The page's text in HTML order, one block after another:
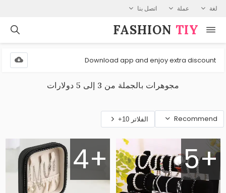
لغة عملة اتصل بنا
FASHION⁠ TIY
Download app and enjoy extra discount
مجوهرات بالجملة من 3 إلى 5 دولارات
Recommend الفلاتر 10+
5+
4+